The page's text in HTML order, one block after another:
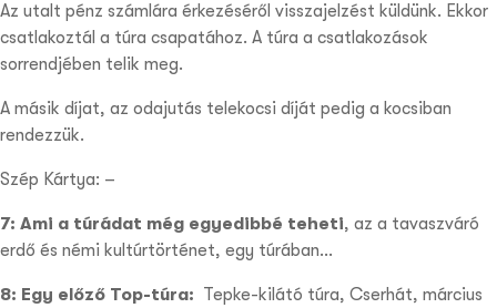
Az utalt pénz számlára érkezéséről visszajelzést küldünk. Ekkor
csatlakoztál a túra csapatához. A túra a csatlakozások
sorrendjében telik meg.
A másik díjat, az odajutás telekocsi díját pedig a kocsiban
rendezzük.
Szép Kártya: –
7: Ami a túrádat még egyedibbé teheti, az a tavaszváró
erdő és némi kultúrtörténet, egy túrában…
8: Egy előző Top-túra: Tepke-kilátó túra, Cserhát, március